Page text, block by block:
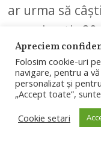
ar urma să
aproximativ
de euro pe
CFR Cluj. Suma
este la nivelul
salariului
Apreciem
Folosim cookie-uri
navigare, pentru a
personalizat și
„Accept toate”,
Cookie setari